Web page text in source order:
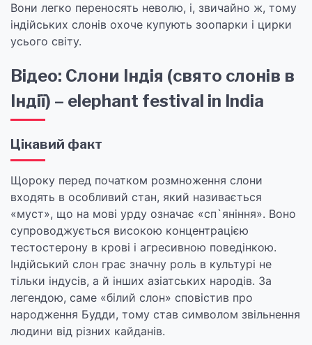
Вони легко переносять неволю, і, звичайно ж, тому
індійських слонів охоче купують зоопарки і цирки
усього світу.
Відео: Слони Індія (свято слонів в
Індії) – elephant festival in India
Цікавий факт
Щороку перед початком розмноження слони
входять в особливий стан, який називається
«муст», що на мові урду означає «сп`яніння». Воно
супроводжується високою концентрацією
тестостерону в крові і агресивною поведінкою.
Індійський слон грає значну роль в культурі не
тільки індусів, а й інших азіатських народів. За
легендою, саме «білий слон» сповістив про
народження Будди, тому став символом звільнення
людини від різних кайданів.